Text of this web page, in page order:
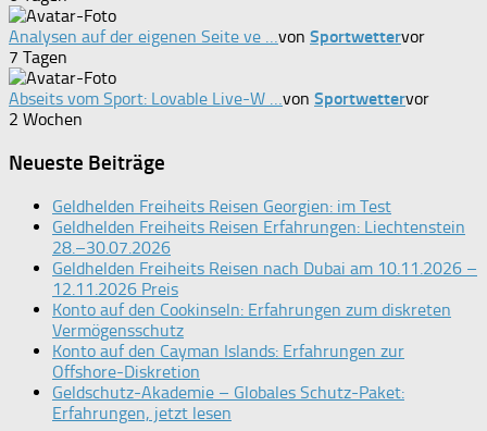
Analysen auf der eigenen Seite ve …von Sportwettervor
7 Tagen
Abseits vom Sport: Lovable Live-W …von Sportwettervor
2 Wochen
Neueste Beiträge
Geldhelden Freiheits Reisen Georgien: im Test
Geldhelden Freiheits Reisen Erfahrungen: Liechtenstein
28.–30.07.2026
Geldhelden Freiheits Reisen nach Dubai am 10.11.2026 –
12.11.2026 Preis
Konto auf den Cookinseln: Erfahrungen zum diskreten
Vermögensschutz
Konto auf den Cayman Islands: Erfahrungen zur
Offshore-Diskretion
Geldschutz-Akademie – Globales Schutz-Paket:
Erfahrungen, jetzt lesen